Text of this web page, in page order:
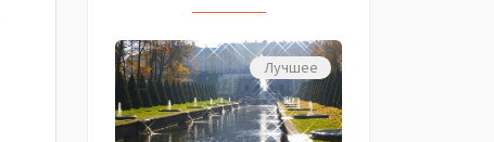
Лучшее